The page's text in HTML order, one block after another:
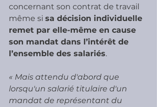
concernant son contrat de travail
même si sa décision individuelle
remet par elle-même en cause
son mandat dans l’intérêt de
l’ensemble des salariés.
« Mais attendu d'abord que
lorsqu'un salarié titulaire d'un
mandat de représentant du